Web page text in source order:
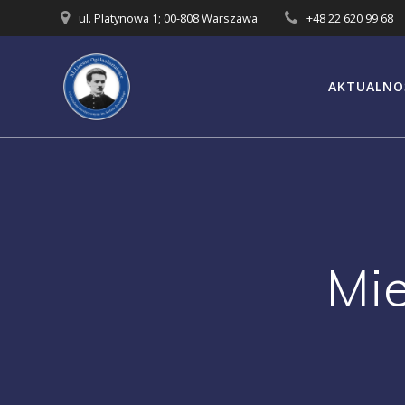
do
ul. Platynowa 1; 00-808 Warszawa +48 22 620 99 68